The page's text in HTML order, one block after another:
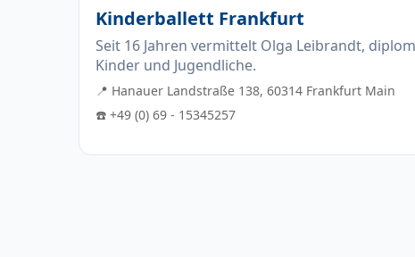
Kinderballett Frankfurt
Seit 16 Jahren vermittelt Olga Leibrandt,
Kinder und Jugendliche.
📍 Hanauer Landstraße 138, 60314 Frankfurt Main
☎️ +49 (0) 69 - 15345257